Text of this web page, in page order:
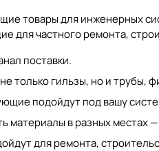
товары для инженерных
для частного ремонта,
поставки.
только гильзы, но и трубы,
подойдут под вашу
материалы в разных местах
для ремонта,